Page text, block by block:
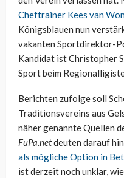
Cheftrainer Kees van
Königsblauen nun
vakanten Sportdirektor-
Kandidat ist Christopher
Sport beim
Berichten zufolge soll
Traditionsvereins aus
näher genannte Quellen
FuPa.netdeuten darauf
als mögliche Option in
ist derzeit noch unklar,